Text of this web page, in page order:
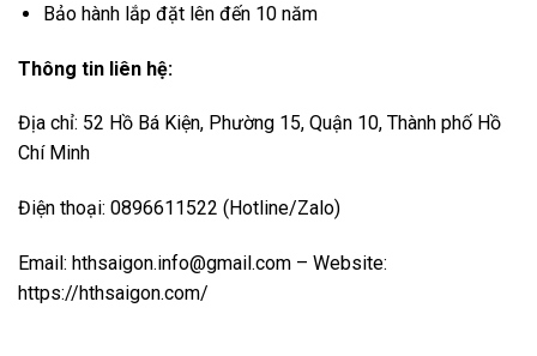
Bảo hành lắp đặt lên đến 10 năm
Thông tin liên hệ:
Địa chỉ: 52 Hồ Bá Kiện, Phường 15, Quận 10, Thành phố Hồ
Chí Minh
Điện thoại: 0896611522 (Hotline/Zalo)
Email: hthsaigon.info@gmail.com – Website:
https://hthsaigon.com/